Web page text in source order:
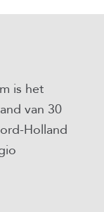
is het
van 30
Holland